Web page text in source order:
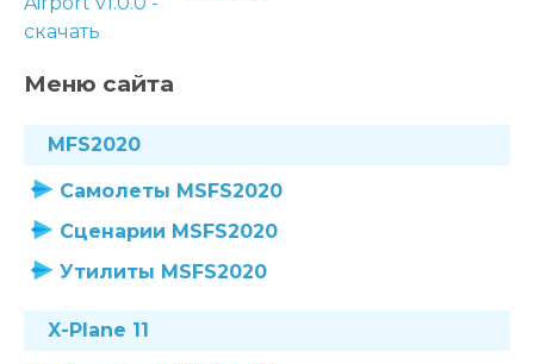
Меню сайта
MFS2020
Самолеты MSFS2020
Сценарии MSFS2020
Утилиты MSFS2020
X-Plane 11